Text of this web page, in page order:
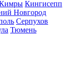
Кингисепп
Новгород
Серпухов
Тюмень